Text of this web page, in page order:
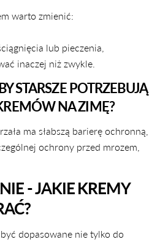
warto zmienić:
lub pieczenia,
inaczej niż zwykle.
STARSZE POTRZEBUJĄ
NA ZIMĘ?
ma słabszą barierę ochronną,
ochrony przed mrozem,
- JAKIE KREMY
dopasowane nie tylko do